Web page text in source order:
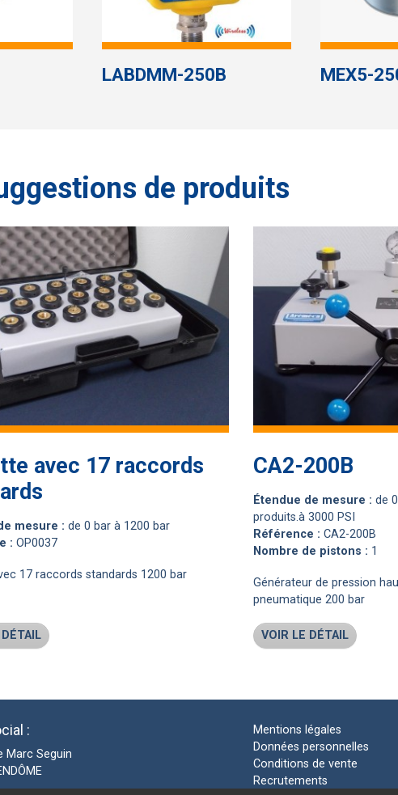
LABDMM-250B MEX5-
de produits
mesure : de 0 bar à 1200 bar
: OP0037
17 raccords standards 1200 bar
CA2-200B
étendue de mesure : de
produits.à 3000 PSI
référence : CA2-200B
nombre de pistons : 1
Générateur de pression
pneumatique 200 bar
VOIR LE DÉTAIL
:
Marc Seguin
Mentions légales
Données personnelles
Conditions de vente
Recrutements